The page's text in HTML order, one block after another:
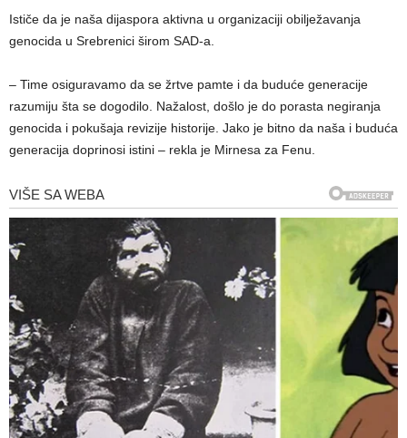
Ističe da je naša dijaspora aktivna u organizaciji obilježavanja
genocida u Srebrenici širom SAD-a.
– Time osiguravamo da se žrtve pamte i da buduće generacije
razumiju šta se dogodilo. Nažalost, došlo je do porasta negiranja
genocida i pokušaja revizije historije. Jako je bitno da naša i buduća
generacija doprinosi istini – rekla je Mirnesa za Fenu.